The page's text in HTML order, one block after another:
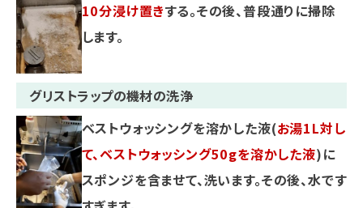
10分浸け置きする。その後、普段通りに掃除
します。
グリストラップの機材の洗浄
ベストウォッシングを溶かした液(お湯1L対し
て、ベストウォッシング50gを溶かした液)に
スポンジを含ませて、洗います。その後、水です